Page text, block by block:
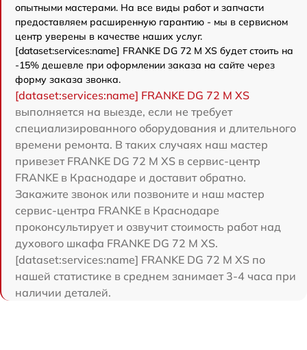
опытными мастерами. На все виды работ и запчасти
предоставляем расширенную гарантию - мы в сервисном
центр уверены в качестве наших услуг.
[dataset:services:name] FRANKE DG 72 M XS будет стоить на
-15% дешевле при оформлении заказа на сайте через
форму заказа звонка.
[dataset:services:name] FRANKE DG 72 M XS
выполняется на выезде, если не требует
специализированного оборудования и длительного
времени ремонта. В таких случаях наш мастер
привезет FRANKE DG 72 M XS в сервис-центр
FRANKE в Краснодаре и доставит обратно.
Закажите звонок или позвоните и наш мастер
сервис-центра FRANKE в Краснодаре
проконсультирует и озвучит стоимость работ над
духового шкафа FRANKE DG 72 M XS.
[dataset:services:name] FRANKE DG 72 M XS по
нашей статистике в среднем занимает 3-4 часа при
наличии деталей.